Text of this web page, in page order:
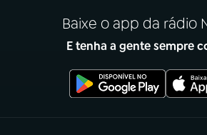
Baixe o app da rádio
E tenha a gente sempre